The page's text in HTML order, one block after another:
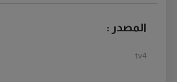
المصدر :
tv4